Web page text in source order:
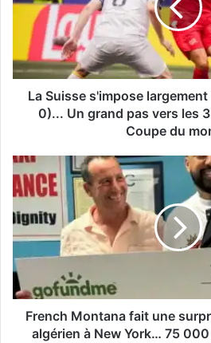
face
Bosnie
(4-
0)...
vers
les
32es
de
finale
de
la
Coupe
du
monde
La Suisse s'impose
0)... Un grand pas vers les
Coupe du
French
Montana
fait
une
surprise
un
conducteur
algérien
New
French Montana fait une
algérien à New York… 75